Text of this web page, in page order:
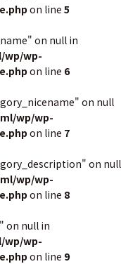
on line 5
on null in
wp/wp-
on line 6
on null
wp/wp-
on line 7
on null
wp/wp-
on line 8
on null in
wp/wp-
on line 9